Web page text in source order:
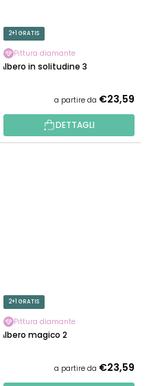
2+1 GRATIS
Pittura diamante
Albero in solitudine 3
a partire da €23,59
DETTAGLI
2+1 GRATIS
Pittura diamante
Albero magico 2
a partire da €23,59